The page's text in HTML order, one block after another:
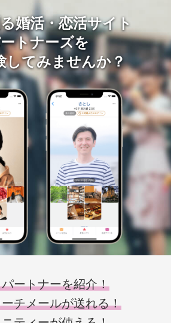
婚活・恋活サイト
トナーズを
してみませんか？
ートナーを紹介！
チメールが送れる！